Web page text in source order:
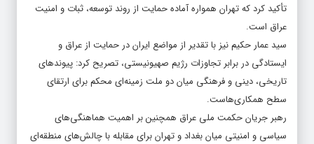
تأکید کرد که تهران همواره آماده حمایت از روند توسعه، ثبات و امنیت
عراق است.
سید عمار حکیم نیز با تقدیر از مواضع ایران در حمایت از عراق و
ایستادگی در برابر تجاوزات رژیم صهیونیستی، تصریح کرد: پیوندهای
تاریخی، دینی و فرهنگی میان دو ملت زمینه‌ای محکم برای ارتقای
سطح همکاری‌هاست.
رهبر جریان حکمت ملی عراق همچنین بر اهمیت هماهنگی‌های
سیاسی و امنیتی میان بغداد و تهران برای مقابله با چالش‌های منطقه‌ای